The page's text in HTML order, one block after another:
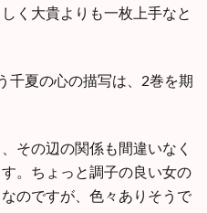
く大貴よりも一枚上手なと
千夏の心の描写は、2巻を期
その辺の関係も間違いなく
。ちょっと調子の良い女の
のですが、色々ありそうで